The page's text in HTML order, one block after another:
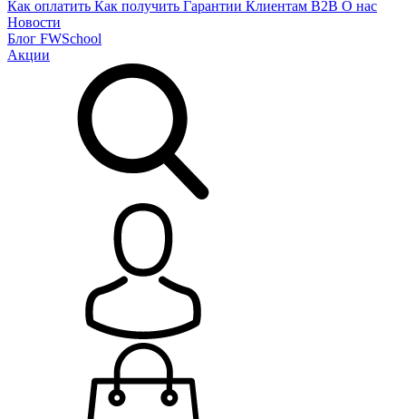
Как оплатить Как получить Гарантии Клиентам B2B О нас
Новости
Блог FWSchool
Акции